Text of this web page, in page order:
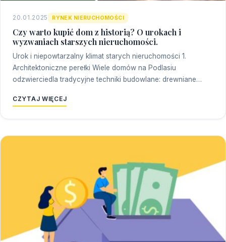
20.01.2025 RYNEK NIERUCHOMOŚCI
Czy warto kupić dom z historią? O urokach i
wyzwaniach starszych nieruchomości.
Urok i niepowtarzalny klimat starych nieruchomości 1.
Architektoniczne perełki Wiele domów na Podlasiu
odzwierciedla tradycyjne techniki budowlane: drewniane…
CZYTAJ WIĘCEJ